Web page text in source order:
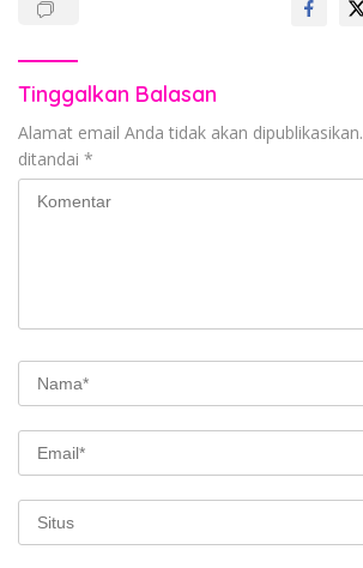
Tinggalkan Balasan
Alamat email Anda tidak akan dipublikasikan.
ditandai *